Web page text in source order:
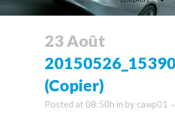
23 Août
(Copier)
Posted at 08:50h in by cawp01